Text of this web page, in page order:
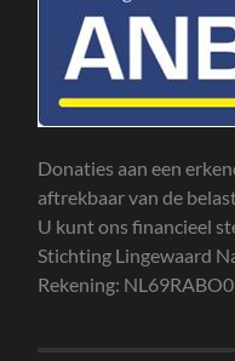
Donaties aan een
aftrekbaar van de
U kunt ons financieel
Stichting Lingewaard
Rekening: